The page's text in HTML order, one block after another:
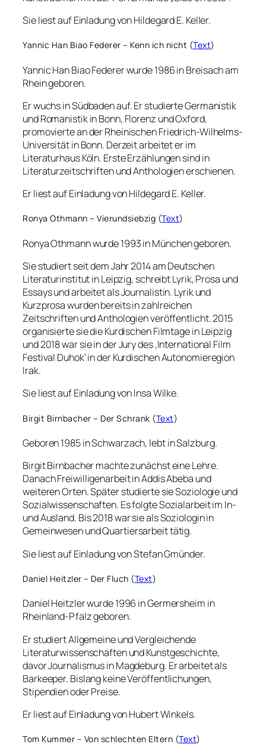
Sie liest auf Einladung von Hildegard E. Keller.
Yannic Han Biao Federer – Kenn ich nicht (Text)
Yannic Han Biao Federer wurde 1986 in Breisach am
Rhein geboren.
Er wuchs in Südbaden auf. Er studierte Germanistik
und Romanistik in Bonn, Florenz und Oxford,
promovierte an der Rheinischen Friedrich-Wilhelms-
Universität in Bonn. Derzeit arbeitet er im
Literaturhaus Köln. Erste Erzählungen sind in
Literaturzeitschriften und Anthologien erschienen.
Er liest auf Einladung von Hildegard E. Keller.
Ronya Othmann – Vierundsiebzig (Text)
Ronya Othmann wurde 1993 in München geboren.
Sie studiert seit dem Jahr 2014 am Deutschen
Literaturinstitut in Leipzig, schreibt Lyrik, Prosa und
Essays und arbeitet als Journalistin. Lyrik und
Kurzprosa wurden bereits in zahlreichen
Zeitschriften und Anthologien veröffentlicht. 2015
organisierte sie die Kurdischen Filmtage in Leipzig
und 2018 war sie in der Jury des ‚International Film
Festival Duhok‘ in der Kurdischen Autonomieregion
Irak.
Sie liest auf Einladung von Insa Wilke.
Birgit Birnbacher – Der Schrank (Text)
Geboren 1985 in Schwarzach, lebt in Salzburg.
Birgit Birnbacher machte zunächst eine Lehre.
Danach Freiwilligenarbeit in Addis Abeba und
weiteren Orten. Später studierte sie Soziologie und
Sozialwissenschaften. Es folgte Sozialarbeit im In-
und Ausland. Bis 2018 war sie als Soziologin in
Gemeinwesen und Quartiersarbeit tätig.
Sie liest auf Einladung von Stefan Gmünder.
Daniel Heitzler – Der Fluch (Text)
Daniel Heitzler wurde 1996 in Germersheim in
Rheinland-Pfalz geboren.
Er studiert Allgemeine und Vergleichende
Literaturwissenschaften und Kunstgeschichte,
davor Journalismus in Magdeburg. Er arbeitet als
Barkeeper. Bislang keine Veröffentlichungen,
Stipendien oder Preise.
Er liest auf Einladung von Hubert Winkels.
Tom Kummer – Von schlechten Eltern (Text)